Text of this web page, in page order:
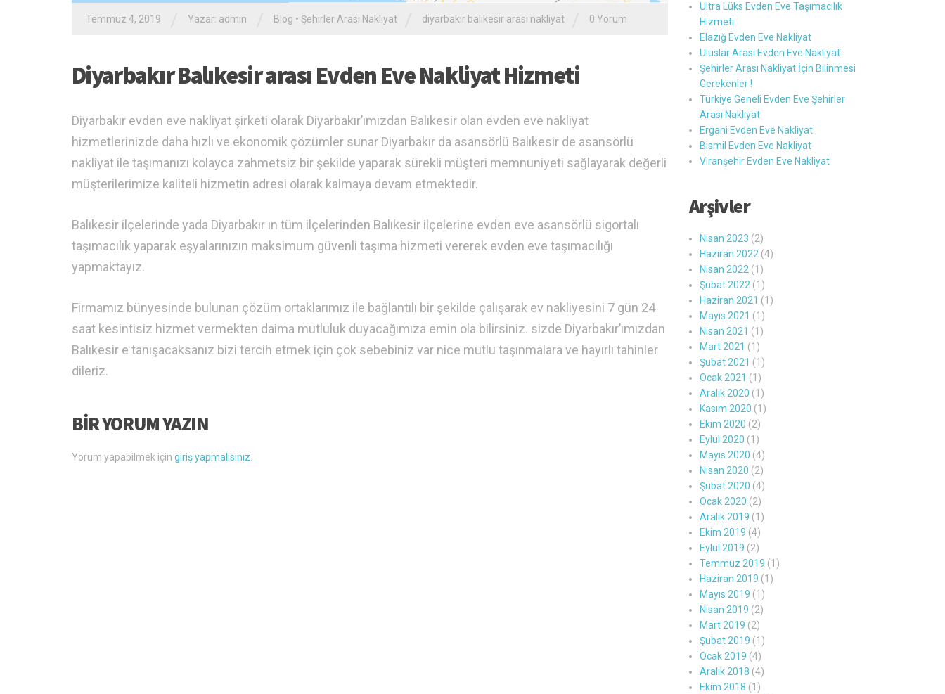
Temmuz 4, 2019 Yazar: admin Blog • Şehirler Arası Nakliyat diyarbakır balıkesir arası nakliyat 0 Yorum
Diyarbakır Balıkesir arası Evden Eve Nakliyat Hizmeti
Diyarbakır evden eve nakliyat şirketi olarak Diyarbakır’ımızdan Balıkesir olan evden eve nakliyat
hizmetlerinizde daha hızlı ve ekonomik çözümler sunar Diyarbakır da asansörlü Balıkesir de asansörlü
nakliyat ile taşımanızı kolayca zahmetsiz bir şekilde yaparak sürekli müşteri memnuniyeti sağlayarak değerli
müşterilerimize kaliteli hizmetin adresi olarak kalmaya devam etmektedir.
Balıkesir ilçelerinde yada Diyarbakır ın tüm ilçelerinden Balıkesir ilçelerine evden eve asansörlü sigortalı
taşımacılık yaparak eşyalarınızın maksimum güvenli taşıma hizmeti vererek evden eve taşımacılığı
yapmaktayız.
Firmamız bünyesinde bulunan çözüm ortaklarımız ile bağlantılı bir şekilde çalışarak ev nakliyesini 7 gün 24
saat kesintisiz hizmet vermekten daima mutluluk duyacağımıza emin ola bilirsiniz. sizde Diyarbakır’ımızdan
Balıkesir e tanışacaksanız bizi tercih etmek için çok sebebiniz var nice mutlu taşınmalara ve hayırlı tahinler
dileriz.
BIR YORUM YAZIN
Yorum yapabilmek için giriş yapmalısınız
Ultra Lüks Evden Eve Taşımacılık
Hizmeti
Elazığ Evden Eve Nakliyat
Uluslar Arası Evden Eve Nakliyat
Şehirler Arası Nakliyat İçin Bilinmesi
Gerekenler !
Türkiye Geneli Evden Eve Şehirler
Arası Nakliyat
Ergani Evden Eve Nakliyat
Bismil Evden Eve Nakliyat
Viranşehir Evden Eve Nakliyat
Arşivler
Nisan 2023 (2)
Haziran 2022 (4)
Nisan 2022 (1)
Şubat 2022 (1)
Haziran 2021 (1)
Mayıs 2021 (1)
Nisan 2021 (1)
Mart 2021 (1)
Şubat 2021 (1)
Ocak 2021 (1)
Aralık 2020 (1)
Kasım 2020 (1)
Ekim 2020 (2)
Eylül 2020 (1)
Mayıs 2020 (4)
Nisan 2020 (2)
Şubat 2020 (4)
Ocak 2020 (2)
Aralık 2019 (1)
Ekim 2019 (4)
Eylül 2019 (2)
Temmuz 2019 (1)
Haziran 2019 (1)
Mayıs 2019 (1)
Nisan 2019 (2)
Mart 2019 (2)
Şubat 2019 (1)
Ocak 2019 (4)
Aralık 2018 (4)
Ekim 2018 (1)